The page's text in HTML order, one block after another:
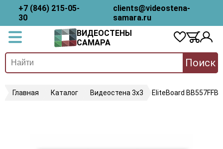
+7 (846) 215-05-
30
clients@videostena-
samara.ru
ВИДЕОСТЕНЫ
САМАРА
Поиск
Главная Каталог Видеостена 3х3 EliteBoard